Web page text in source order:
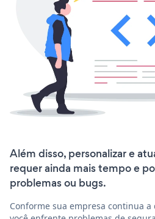
Além disso, personalizar e
requer ainda mais tempo e
problemas ou bugs.
Conforme sua empresa continua a